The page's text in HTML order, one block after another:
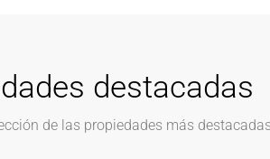
destacadas
de las propiedades más